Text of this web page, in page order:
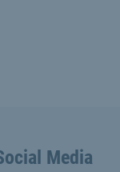
Media